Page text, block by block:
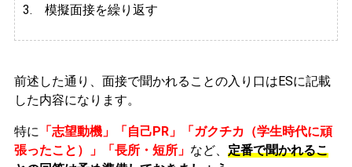
3. 模擬面接を繰り返す
前述した通り、面接で聞かれることの入り口はESに記載
した内容になります。
特に 「志望動機」「自己PR」「ガクチカ（学生時代に頑
張ったこと）」「長所・短所」 など、 定番で聞かれるこ